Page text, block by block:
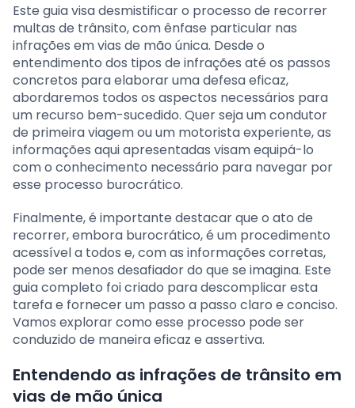
Este guia visa desmistificar o processo de recorrer
multas de trânsito, com ênfase particular nas
infrações em vias de mão única. Desde o
entendimento dos tipos de infrações até os passos
concretos para elaborar uma defesa eficaz,
abordaremos todos os aspectos necessários para
um recurso bem-sucedido. Quer seja um condutor
de primeira viagem ou um motorista experiente, as
informações aqui apresentadas visam equipá-lo
com o conhecimento necessário para navegar por
esse processo burocrático.
Finalmente, é importante destacar que o ato de
recorrer, embora burocrático, é um procedimento
acessível a todos e, com as informações corretas,
pode ser menos desafiador do que se imagina. Este
guia completo foi criado para descomplicar esta
tarefa e fornecer um passo a passo claro e conciso.
Vamos explorar como esse processo pode ser
conduzido de maneira eficaz e assertiva.
Entendendo as infrações de trânsito em
vias de mão única